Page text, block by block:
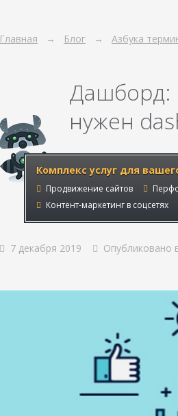
Главная Блог Азбука
Дашборд:
нужен
Комплекс услуг для
Продвижение сайтов
Контент-маркетинг в соцсетях
7 декабря 2019 Опубликовано